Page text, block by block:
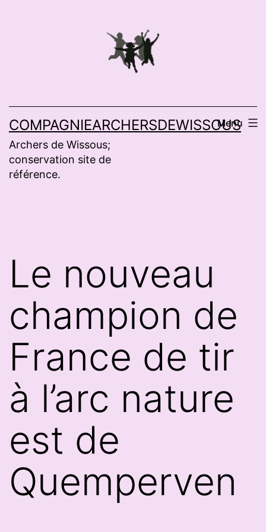
COMPAGNIEARCHERSDEWISSOUS
Archers de Wissous;
conservation site de
référence.
Menu
Le nouveau
champion de
France de tir
à l’arc nature
est de
Quemperven